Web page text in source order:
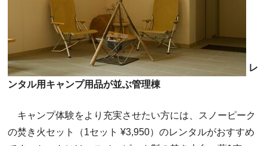
レ
ンタル用キャンプ用品が並ぶ管理棟
キャンプ体験をより充実させたい方には、スノーピーク
の焚き火セット（1セット ¥3,950）のレンタルがおすすめ